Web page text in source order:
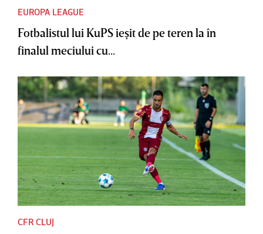
EUROPA LEAGUE
Fotbalistul lui KuPS ieşit de pe teren la în
finalul meciului cu...
CFR CLUJ